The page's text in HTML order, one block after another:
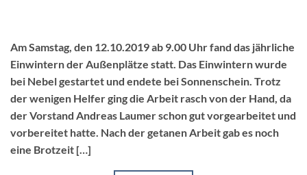
Am Samstag, den 12.10.2019 ab 9.00 Uhr fand das jährliche
Einwintern der Außenplätze statt. Das Einwintern wurde
bei Nebel gestartet und endete bei Sonnenschein. Trotz
der wenigen Helfer ging die Arbeit rasch von der Hand, da
der Vorstand Andreas Laumer schon gut vorgearbeitet und
vorbereitet hatte. Nach der getanen Arbeit gab es noch
eine Brotzeit […]